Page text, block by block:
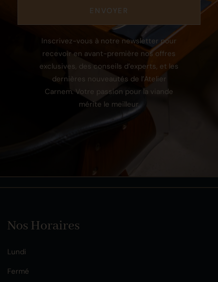
ENVOYER
Inscrivez-vous à notre newsletter pour
recevoir en avant-première nos offres
exclusives, des conseils d’experts, et les
dernières nouveautés de l’Atelier
Carnem. Votre passion pour la viande
mérite le meilleur.
Nos Horaires
Lundi
Fermé